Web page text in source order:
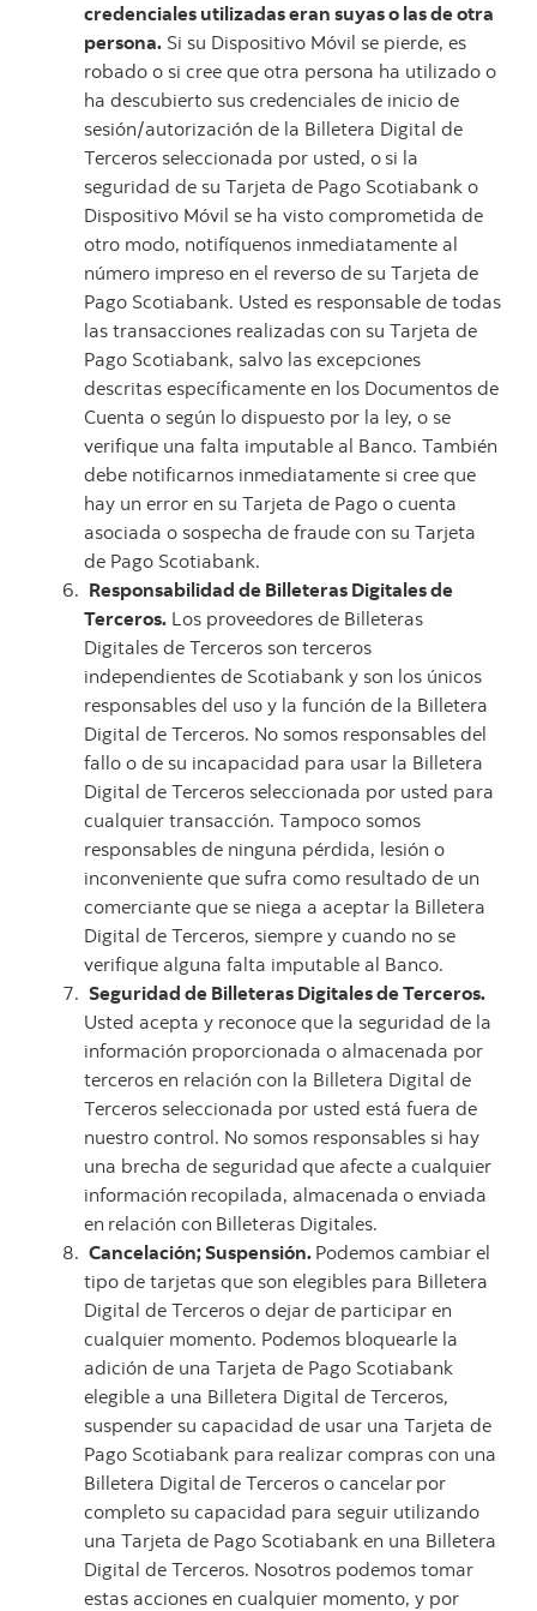
credenciales utilizadas eran suyas o las de otra
persona. Si su Dispositivo Móvil se pierde, es
robado o si cree que otra persona ha utilizado o
ha descubierto sus credenciales de inicio de
sesión/autorización de la Billetera Digital de
Terceros seleccionada por usted, osi la
seguridad de su Tarjeta de Pago Scotiabank o
Dispositivo Móvil se ha visto comprometida de
otro modo, notifíquenos inmediatamente al
número impreso en el reverso de su Tarjeta de
Pago Scotiabank. Usted es responsable de todas
las transacciones realizadas con su Tarjeta de
Pago Scotiabank, salvo las excepciones
descritas específicamente en los Documentos de
Cuenta o según lo dispuesto por la ley, o se
verifique una falta imputable al Banco. También
debe notificarnos inmediatamente si cree que
hay un error en su Tarjeta de Pago o cuenta
asociada o sospecha de fraude con su Tarjeta
de Pago Scotiabank.
Responsabilidad de Billeteras Digitales de
Terceros. Los proveedores de Billeteras
Digitales de Terceros son terceros
independientes de Scotiabank y son los únicos
responsables del uso y la función de la Billetera
Digital de Terceros. No somos responsables del
fallo o de su incapacidad para usar la Billetera
Digital de Terceros seleccionada por usted para
cualquier transacción. Tampoco somos
responsables de ninguna pérdida, lesión o
inconveniente que sufra como resultado de un
comerciante que se niega a aceptar la Billetera
Digital de Terceros, siempre y cuando no se
verifique alguna falta imputable al Banco.
Seguridad de Billeteras Digitales de Terceros.
Usted acepta y reconoce que la seguridad de la
información proporcionada o almacenada por
terceros en relación con la Billetera Digital de
Terceros seleccionada por usted está fuera de
nuestro control. No somos responsables si hay
una brecha de seguridad que afecte a cualquier
información recopilada, almacenada o enviada
en relación con Billeteras Digitales.
Cancelación; Suspensión. Podemos cambiar el
tipo de tarjetas que son elegibles para Billetera
Digital de Terceros o dejar de participar en
cualquier momento. Podemos bloquearle la
adición de una Tarjeta de Pago Scotiabank
elegible a una Billetera Digital de Terceros,
suspender su capacidad de usar una Tarjeta de
Pago Scotiabank para realizar compras con una
Billetera Digital de Terceros o cancelar por
completo su capacidad para seguir utilizando
una Tarjeta de Pago Scotiabank en una Billetera
Digital de Terceros. Nosotros podemos tomar
estas acciones en cualquier momento, y por